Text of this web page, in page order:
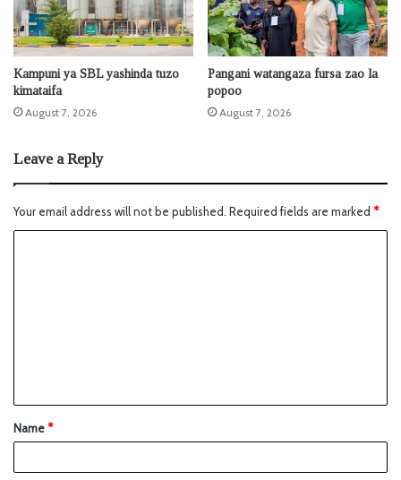
Kampuni ya SBL yashinda tuzo
kimataifa
August 7, 2026
Pangani watangaza fursa zao la
popoo
August 7, 2026
Leave a Reply
Your email address will not be published. Required fields are marked *
Name*